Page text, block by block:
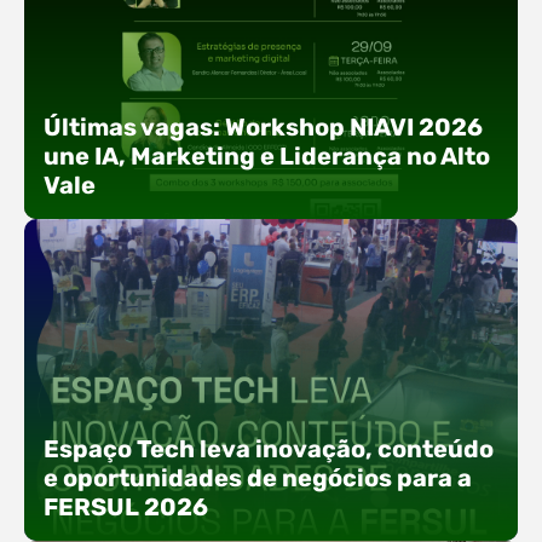
Últimas vagas: Workshop NIAVI 2026
une IA, Marketing e Liderança no Alto
Vale
Com o objetivo de impulsionar a produtividade, a
presença digital e a gestão nas empresas do
Alto Vale, o Núcleo de Tecnologia da Informação
(NIAVI), Polo ACATE-ACIRS, realiza a edição
2026 do Workshop NIAVI. O evento foi
Espaço Tech leva inovação, conteúdo
e oportunidades de negócios para a
FERSUL 2026